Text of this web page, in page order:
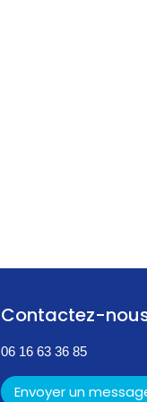
Contactez-
06 16 63 36 85
Envoyer un